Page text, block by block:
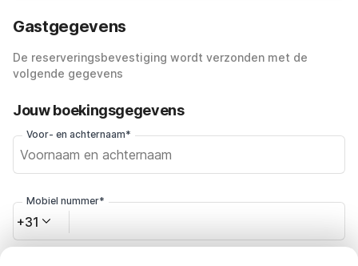
Gastgegevens
De reserveringsbevestiging wordt verzonden met de
volgende gegevens
Jouw boekingsgegevens
Voor- en achternaam*
Mobiel nummer*
+31